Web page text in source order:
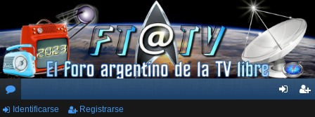
or Identificarse Registrarse